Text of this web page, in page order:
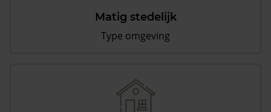
Matig stedelijk
Type omgeving